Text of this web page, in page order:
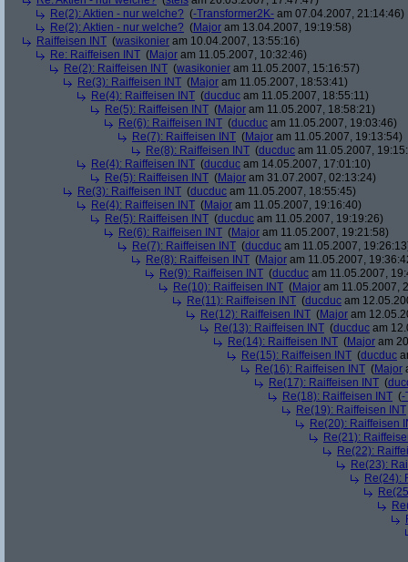
Re(2): Aktien - nur welche? (-Transformer2K- am 07.04.2007, 21:14:46)
Re(2): Aktien - nur welche? (Major am 13.04.2007, 19:19:58)
Raiffeisen INT (wasikonier am 10.04.2007, 13:55:16)
Re: Raiffeisen INT (Major am 11.05.2007, 10:32:46)
Re(2): Raiffeisen INT (wasikonier am 11.05.2007, 15:16:57)
Re(3): Raiffeisen INT (Major am 11.05.2007, 18:53:41)
Re(4): Raiffeisen INT (ducduc am 11.05.2007, 18:55:11)
Re(5): Raiffeisen INT (Major am 11.05.2007, 18:58:21)
Re(6): Raiffeisen INT (ducduc am 11.05.2007, 19:03:46)
Re(7): Raiffeisen INT (Major am 11.05.2007, 19:13:54)
Re(8): Raiffeisen INT (ducduc am 11.05.2007,
Re(4): Raiffeisen INT (ducduc am 14.05.2007, 17:01:10)
Re(5): Raiffeisen INT (Major am 31.07.2007, 02:13:24)
Re(3): Raiffeisen INT (ducduc am 11.05.2007, 18:55:45)
Re(4): Raiffeisen INT (Major am 11.05.2007, 19:16:40)
Re(5): Raiffeisen INT (ducduc am 11.05.2007, 19:19:26)
Re(6): Raiffeisen INT (Major am 11.05.2007, 19:21:58)
Re(7): Raiffeisen INT (ducduc am 11.05.2007,
Re(8): Raiffeisen INT (Major am 11.05.2007,
Re(9): Raiffeisen INT (ducduc am 11.05.2007,
Re(10): Raiffeisen INT (Major am 11.05.2007,
Re(11): Raiffeisen INT (ducduc am
Re(12): Raiffeisen INT (Major am
Re(13): Raiffeisen INT (ducduc am
Re(14): Raiffeisen INT (Major am
Re(15): Raiffeisen INT (ducduc
Re(16): Raiffeisen INT (Major
Re(17): Raiffeisen INT (
Re(18): Raiffeisen INT (-
Re(19): Raiffeisen INT
Re(20): Raiffeisen
Re(21):
Re(22):
Re(23):
Re(24):